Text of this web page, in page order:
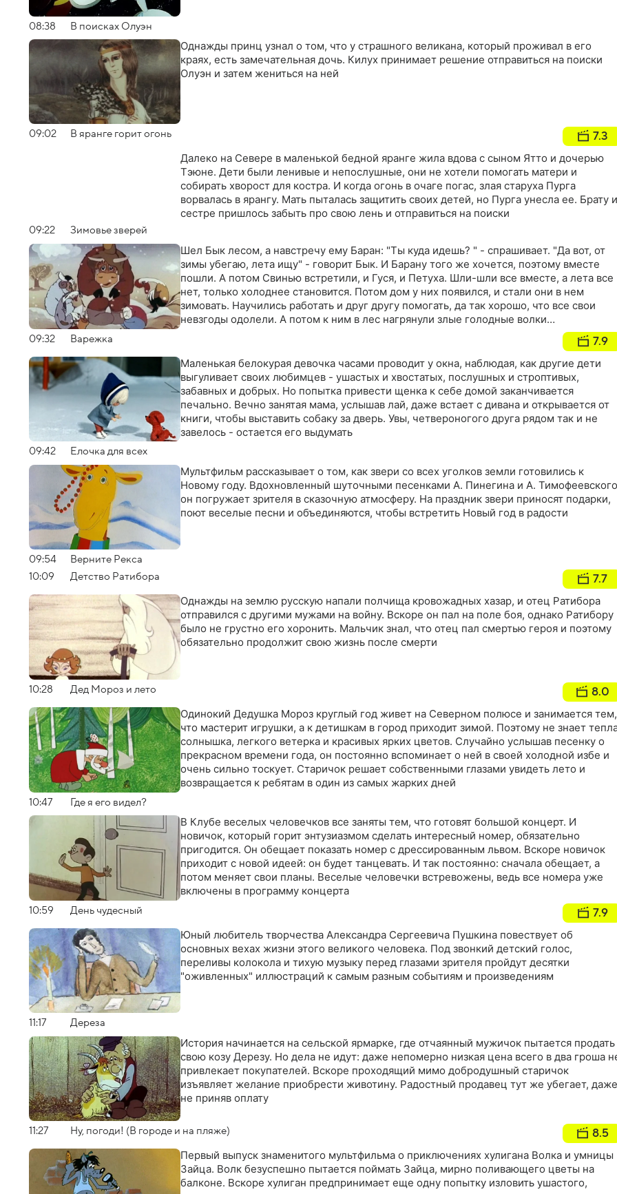
08:38 В поисках Олуэн
Однажды принц узнал о том, что у страшного великана, который проживал в его
краях, есть замечательная дочь. Килух принимает решение отправиться на поиски
Олуэн и затем жениться на ней
09:02 В яранге горит огонь 7.3
Далеко на Севере в маленькой бедной яранге жила вдова с сыном Ятто и дочерью
Тэюне. Дети были ленивые и непослушные, они не хотели помогать матери и
собирать хворост для костра. И когда огонь в очаге погас, злая старуха Пурга
ворвалась в ярангу. Мать пыталась защитить своих детей, но Пурга унесла ее. Брату и
сестре пришлось забыть про свою лень и отправиться на поиски
09:22 Зимовье зверей
Шел Бык лесом, а навстречу ему Баран: "Ты куда идешь? " - спрашивает. "Да вот, от
зимы убегаю, лета ищу" - говорит Бык. И Барану того же хочется, поэтому вместе
пошли. А потом Свинью встретили, и Гуся, и Петуха. Шли-шли все вместе, а лета все
нет, только холоднее становится. Потом дом у них появился, и стали они в нем
зимовать. Научились работать и друг другу помогать, да так хорошо, что все свои
невзгоды одолели. А потом к ним в лес нагрянули злые голодные волки…
09:32 Варежка 7.9
Маленькая белокурая девочка часами проводит у окна, наблюдая, как другие дети
выгуливает своих любимцев - ушастых и хвостатых, послушных и строптивых,
забавных и добрых. Но попытка привести щенка к себе домой заканчивается
печально. Вечно занятая мама, услышав лай, даже встает с дивана и открывается от
книги, чтобы выставить собаку за дверь. Увы, четвероногого друга рядом так и не
завелось - остается его выдумать
09:42 Елочка для всех
Мультфильм рассказывает о том, как звери со всех уголков земли готовились к
Новому году. Вдохновленный шуточными песенками А. Пинегина и А.
он погружает зрителя в сказочную атмосферу. На праздник звери приносят подарки,
поют веселые песни и объединяются, чтобы встретить Новый год в радости
09:54
Верните Рекса
10:09
Детство Ратибора 7.7
Однажды на землю русскую напали полчища кровожадных хазар, и отец Ратибора
отправился с другими мужами на войну. Вскоре он пал на поле боя, однако Ратибору
было не грустно его хоронить. Мальчик знал, что отец пал смертью героя и поэтому
обязательно продолжит свою жизнь после смерти
10:28 Дед Мороз и лето 8.0
Одинокий Дедушка Мороз круглый год живет на Северном полюсе и занимается тем,
что мастерит игрушки, а к детишкам в город приходит зимой. Поэтому не знает
солнышка, легкого ветерка и красивых ярких цветов. Случайно услышав песенку о
прекрасном времени года, он постоянно вспоминает о ней в своей холодной избе и
очень сильно тоскует. Старичок решает собственными глазами увидеть лето и
возвращается к ребятам в один из самых жарких дней
10:47 Где я его видел?
В Клубе веселых человечков все заняты тем, что готовят большой концерт. И
новичок, который горит энтузиазмом сделать интересный номер, обязательно
пригодится. Он обещает показать номер с дрессированным львом. Вскоре новичок
приходит с новой идеей: он будет танцевать. И так постоянно: сначала обещает, а
потом меняет свои планы. Веселые человечки встревожены, ведь все номера уже
включены в программу концерта
10:59 День чудесный 7.9
Юный любитель творчества Александра Сергеевича Пушкина повествует об
основных вехах жизни этого великого человека. Под звонкий детский голос,
переливы колокола и тихую музыку перед глазами зрителя пройдут десятки
"оживленных" иллюстраций к самым разным событиям и произведениям
11:17 Дереза
История начинается на сельской ярмарке, где отчаянный мужичок пытается продать
свою козу Дерезу. Но дела не идут: даже непомерно низкая цена всего в два гроша
привлекает покупателей. Вскоре проходящий мимо добродушный старичок
изъявляет желание приобрести животину. Радостный продавец тут же убегает, даже
не приняв оплату
11:27 Ну, погоди! (В городе и на пляже) 8.5
Первый выпуск знаменитого мультфильма о приключениях хулигана Волка и умницы
Зайца. Волк безуспешно пытается поймать Зайца, мирно поливающего цветы на
балконе. Вскоре хулиган предпринимает еще одну попытку изловить ушастого,